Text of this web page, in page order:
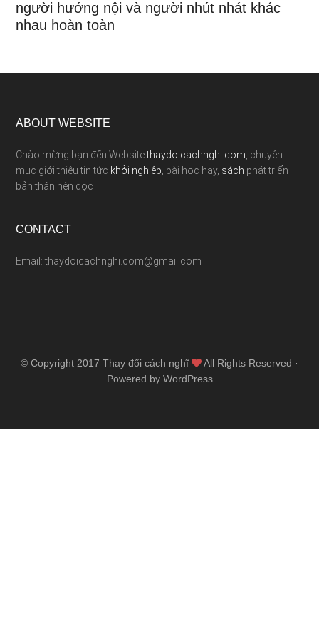
người hướng nội và người nhút nhát khác
nhau hoàn toàn
ABOUT WEBSITE
Chào mừng bạn đến Websitethaydoicachnghi.com , chuyên
mục giới thiệu tin tức khởi nghiệp , bài học hay, sách phát triển
bản thân nên đọc
CONTACT
Email: thaydoicachnghi.com@gmail.com
© Copyright 2017 Thay đổi cách nghĩ
All Rights Reserved ·
Powered by WordPress